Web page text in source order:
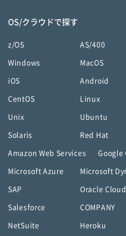
OS/クラウドで探す
z/OS AS/400
Windows MacOS
iOS Android
CentOS Linux
Unix Ubuntu
Solaris Red Hat
Amazon Web Services Google
Microsoft Azure Microsoft
SAP Oracle Cloud
Salesforce COMPANY
NetSuite Heroku